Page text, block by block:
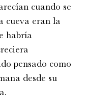
cuando se
cueva eran la
habría
pensado como
desde su